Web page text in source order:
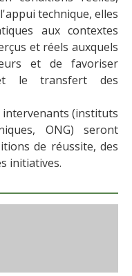
technique, elles
aux contextes
et réels auxquels
et de favoriser
le transfert des
(instituts
ONG) seront
de réussite, des
initiatives.